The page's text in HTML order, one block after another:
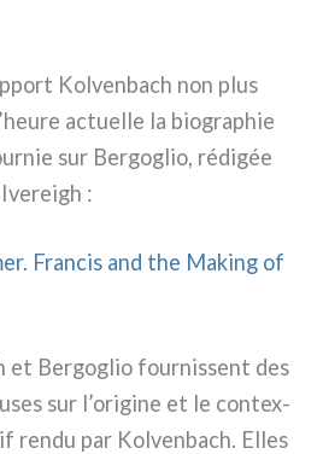
Kolvenbach non plus
actuel­le la bio­gra­phie
sur Bergoglio, rédi­gée
:
Francis and the Making of
et Bergoglio four­nis­sent des
sur l’origine et le con­tex­
ren­du par Kolvenbach. Elles